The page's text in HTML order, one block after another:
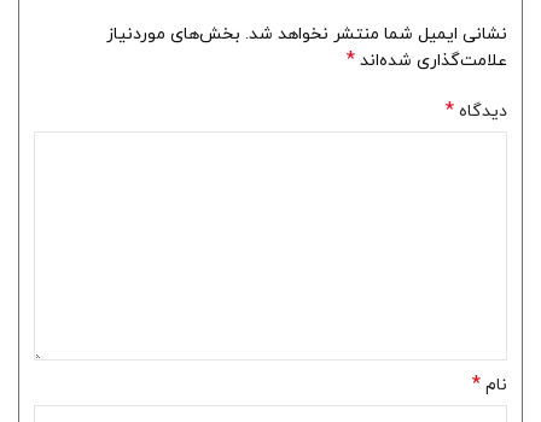
نشانی ایمیل شما منتشر نخواهد شد. بخش‌های موردنیاز
علامت‌گذاری شده‌اند *
دیدگاه *
نام *